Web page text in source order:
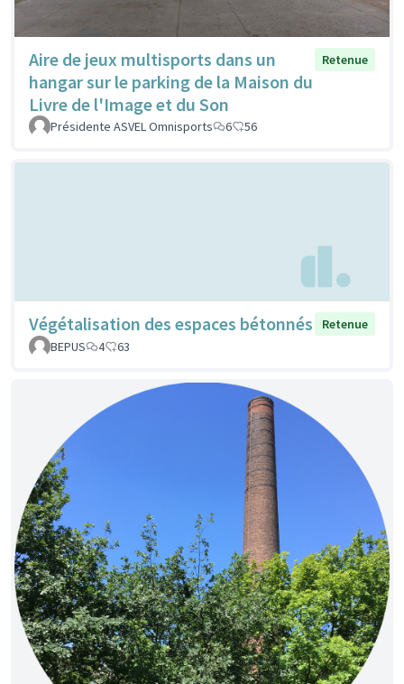
Aire de jeux multisports dans un
hangar sur le parking de la Maison du
Livre de l'Image et du Son
Retenue
Présidente ASVEL Omnisports 6 56
Végétalisation des espaces bétonnés
Retenue
BEPUS
4 63